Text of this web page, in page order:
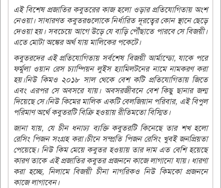
এই বিশেষ প্রজাতির কবুতরের কাজ হলো ওড়ার প্রতিযোগিতায় অংশ
নেওয়া। সাধারণত কবুতরগুলোকে নির্ধারিত দূরত্বের কোন স্থানে ছেড়ে
দেওয়া হয়। সবচেয়ে আগে উড়ে যে বাড়ি পৌঁছাতে পারবে সে বিজয়ী।
এতে মোটা অঙ্কের অর্থ যায় মালিকের পকেটে।
কবুতরদের এই প্রতিযোগিতায় সর্বশেষ বিজয়ী আর্মান্ডো, যাকে পরে
ফর্মুলা ওয়ান রেস চ্যাম্পিয়ন লুইস হ্যামিলটনের নামে নামকরণ করা
হয়।নিউ কিমও ২০১৮ সাল থেকে বেশ কটি প্রতিযোগিতায় জিতে
এবং এরপর সে অবসরে যায়। অবসরজীবনে বেশ কিছু ছানার জন্ম
দিয়েছে সে।নিউ কিমের মালিক একটি বেলজিয়ান পরিবার, এই বিপুল
পরিমাণ অর্থে কবুতরটি বিক্রি হওয়ায় রীতিমতো বিস্মিত।
জানা যায়, যে চীন ধনাঢ্য ব্যক্তি কবুতরটি কিনেছে তার শখ হলো
রেসিং পিজন সংগ্রহ করা।চীনে সম্প্রতি পিজন রেসিং খুবই জনপ্রিয়তা
পেয়েছে। নিউ কিম মেয়ে কবুতর হওয়ায় তার দাম এত বেশি হয়েছে
কারণ তাকে এই প্রজাতির কবুতর প্রজননে কাজে লাগানো যায়। ধারণা
করা হচ্ছে, নিলামে বিজয়ী চীনা নাগরিকও নিউ কিমকো প্রজননে
কাজে লাগাবেন।